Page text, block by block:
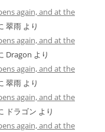
again, and at the
翠雨 より
again, and at the
Dragon より
again, and at the
翠雨 より
again, and at the
ドラゴン より
again, and at the